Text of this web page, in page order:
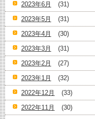
2023年6月
(31)
2023年5月
(31)
2023年4月
(30)
2023年3月
(31)
2023年2月
(27)
2023年1月
(32)
2022年12月
(33)
2022年11月
(30)